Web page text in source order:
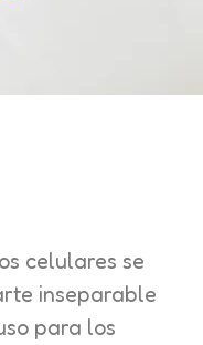
celulares se
inseparable
para los